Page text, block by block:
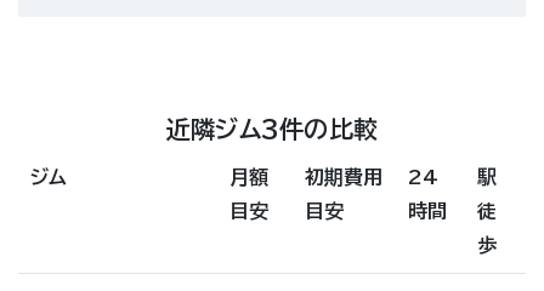
近隣ジム3件の比較
ジム
月額
目安
初期費用
目安
24
時間
駅
徒
歩